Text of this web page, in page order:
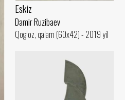
Eskiz
Damir Ruzibaev
Qog‘oz, qalam (60x42) - 2019 yil